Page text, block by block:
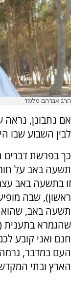
הרב אברהם מלמד
אם נתבונן,
לבין השבוע שבו
כך בפרשת דברים
תשעה באב על
זו בתשעה באב
ראשון), שבה
תשעה באב, שהוא
שהגמרא בתענית
חנם ואני קובע
העם במדבר, גרמה
הארץ ובתי